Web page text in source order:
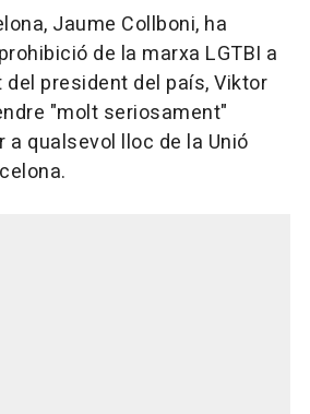
Jaume Collboni, ha
de la marxa LGTBI a
president del país, Viktor
"molt seriosament"
a qualsevol lloc de la Unió